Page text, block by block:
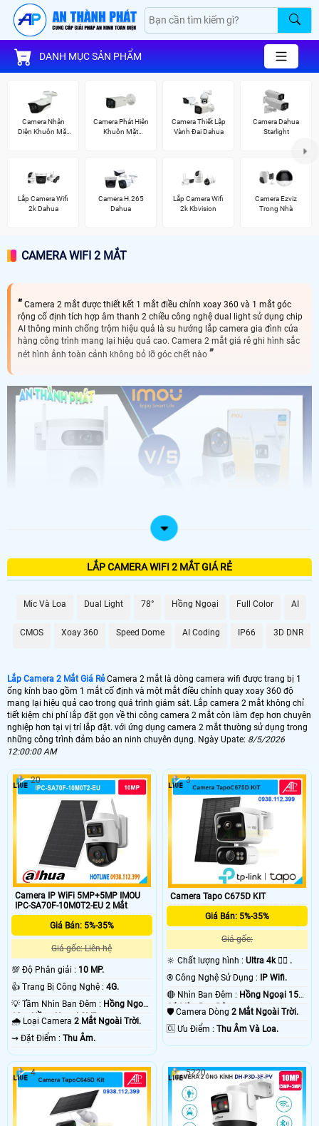
DANH MỤC SẢN PHẨM
Camera Nhận
Diện Khuôn Mặt
Camera Phát Hiện
Khuôn Mặt
Camera Thiết Lập
Vành Đai Dahua
Camera Dahua
Starlight
Lắp Camera Wifi
2k Dahua
Camera H.265
Dahua
Lắp Camera Wifi
2k Kbvision
Camera Ezviz
Trong Nhà
CAMERA WIFI 2 MẮT
Camera 2 mắt được thiết kết 1 mắt điều chỉnh xoay 360 và 1 mắt góc
rộng cố định tích hợp âm thanh 2 chiều công nghệ dual light sử dụng chip
AI thông minh chống trộm hiệu quả là su hướng lắp camera gia đình cửa
hàng công trình mang lại hiệu quả cao. Camera 2 mắt giá rẻ ghi hình sắc
nét hình ảnh toàn cảnh không bỏ lỡ góc chết nào
Lắp Camera 2 mắt là loại camera wifi được trang bị 2 ống kính giám sát trong
đình và kho hàng, nhà xưởng vừa phục vụ quản lý và an ninh mang đến chất
lượng hình ảnh sắc nét và tiện lợi. Với một ống kính cố định góc nhìn 95 độ
hai có khả năng xoay 360 độ dễ dàng trên điện thoại và máy tính, giúp bao
không chỉ tăng cường khả năng bảo vệ mà còn dễ dàng lắp đặt và sử dụng,
mang lại sự an tâm cho người dùng trong việc theo dõi và kiểm soát an ninh.
LẮP CAMERA WIFI 2 MẮT GIÁ RẺ
Mic Và Loa Dual Light 78° Hồng Ngoại Full Color AI
CMOS Xoay 360 Speed Dome AI Coding IP66 3D DNR
Lắp Camera 2 Mắt Giá RẻCamera 2 mắt là dòng camera wifi được trang bị 1
ống kính bao gồm 1 mắt cố định và một mắt điều chỉnh quay xoay 360 độ
mang lại hiệu quả cao trong quá trình giám sát. Lắp camera 2 mắt không chỉ
tiết kiệm chi phí lắp đặt gọn về thi công camera 2 mắt còn làm đẹp hơn chuyên
nghiệp hơn tại vị trí lắp đặt. với ứng dụng camera 2 mắt thường sử dụng trong
những công trình đảm bảo an ninh chuyên dụng. Ngày Upate: 8/5/2026
12:00:00 AM
Camera IP WiFi 5MP+5MP IMOU
IPC-SA70F-10M0T2-EU 2 Mắt
Giá Bán: 5%-35%
Giá gốc: Liên hệ
💯 Độ Phân giải : 10 MP.
👍 Trang Bị Công Nghệ : 4G.
💡 Tầm Nhìn Ban Đêm : Hồng Ngoại
10m Hồng Ngoại SMD.
🌧️ Loại Camera 2 Mắt Ngoài Trời.
️⇝ Đặt Điểm : Thu Âm.
20
Camera Tapo C675D KIT
Giá Bán: 5%-35%
Giá gốc:
🔆 Chất lượng hình :Ultra 4k 👍🏾 .
®️ Công Nghệ Sử Dụng : IP Wifi.
🔴 Nhìn Ban Đêm : Hồng Ngoại 15m
Có Màu Ban Ðêm.
🛡 Camera Dòng2 Mắt Ngoài Trời.
️🆑 Ưu Điểm :Thu Âm Và Loa.
3
4 5220